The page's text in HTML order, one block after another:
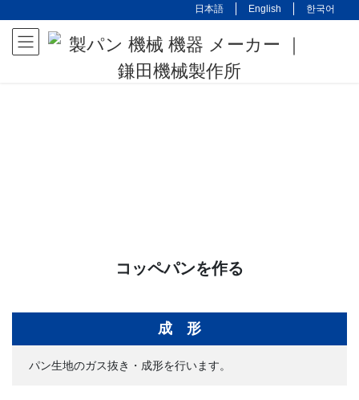
日本語 English 한국어
コッペパンを作る
成 形
パン生地のガス抜き・成形を行います。